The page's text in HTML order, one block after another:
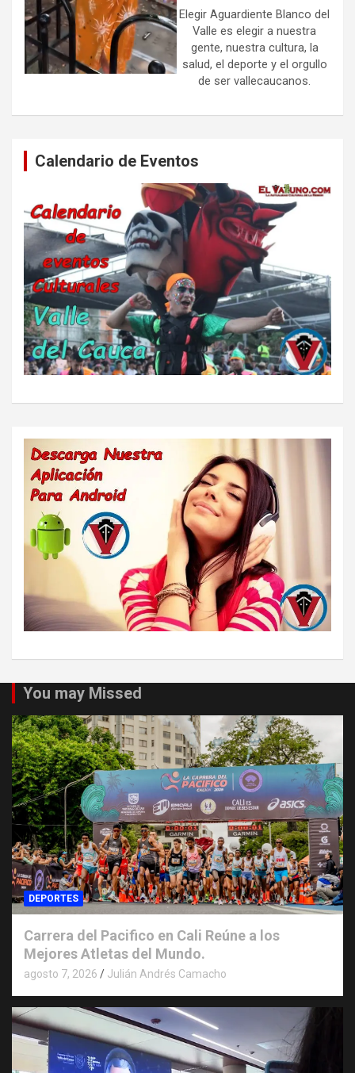
Elegir Aguardiente Blanco del
Valle es elegir a nuestra
gente, nuestra cultura, la
salud, el deporte y el orgullo
de ser vallecaucanos.
Calendario de Eventos
You may Missed
DEPORTES
Carrera del Pacifico en Cali Reúne a los
Mejores Atletas del Mundo.
agosto 7, 2026 Julián Andrés Camacho